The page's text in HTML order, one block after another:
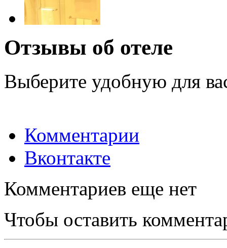
Отзывы об отеле
Выберите удобную для
Комментарии
Вконтакте
Комментариев еще нет
Чтобы оставить